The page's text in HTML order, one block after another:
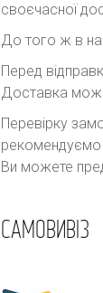
своєчасної
До того ж в
Перед
Доставка
Перевірку
рекомендуємо
Ви можете
САМОВИВІЗ